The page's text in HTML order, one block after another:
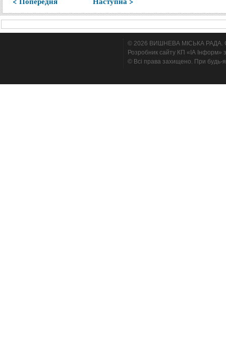
© 2026 ВИШНЕВА МІСЬКА РАДА.
Розробник сайту КП «ІА Інформ»
© Всі права захищено. При будь-